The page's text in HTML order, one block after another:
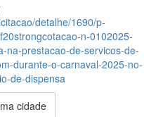
detalhe/1690/p-
n-0102025-
na-prestacao-de-servicos-de-
durante-o-carnaval-2025-no-
de-dispensa
cidade